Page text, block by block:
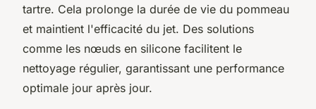
tartre. Cela prolonge la durée de vie du pommeau
et maintient l'efficacité du jet. Des solutions
comme les nœuds en silicone facilitent le
nettoyage régulier, garantissant une performance
optimale jour après jour.